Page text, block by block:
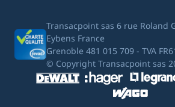
Transacpoint sas 6 rue Roland
Eybens France
Grenoble 481 015 709 - TVA
© Copyright Transacpoint sas